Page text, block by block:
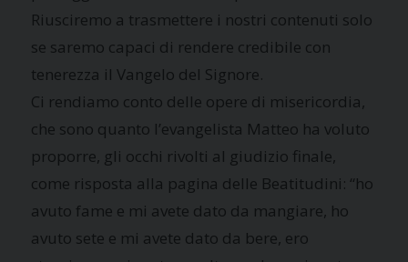
Riusciremo a trasmettere i nostri contenuti solo
se saremo capaci di rendere credibile con
tenerezza il Vangelo del Signore.
Ci rendiamo conto delle opere di misericordia,
che sono quanto l’evangelista Matteo ha voluto
proporre, gli occhi rivolti al giudizio finale,
come risposta alla pagina delle Beatitudini: “ho
avuto fame e mi avete dato da mangiare, ho
avuto sete e mi avete dato da bere, ero